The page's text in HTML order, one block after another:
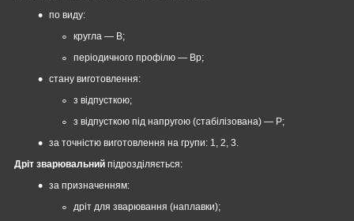
по виду:
кругла — В;
періодичного профілю — Вр;
стану виготовлення:
з відпусткою;
з відпусткою під напругою (стабілізована) — Р;
за точністю виготовлення на групи: 1, 2, 3.
Дріт зварювальний підрозділяється:
за призначенням:
дріт для зварювання (наплавки);